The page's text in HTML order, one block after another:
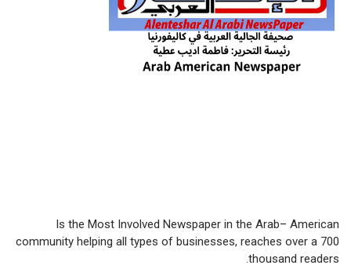
Is the Most Involved Newspaper in the Arab– American
community helping all types of businesses, reaches over a 700
thousand readers.